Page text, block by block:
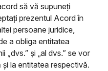
să vă supuneți
prezentul Acord în
persoane juridice,
a obliga entitatea
„dvs.” și „al dvs.” se vor
la entitatea respectivă.